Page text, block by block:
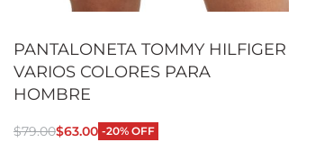
PANTALONETA TOMMY HILFIGER
VARIOS COLORES PARA
HOMBRE
$79.00$63.00 -20% OFF